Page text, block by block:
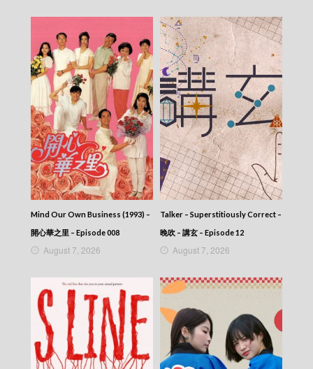
News At 7:30 – 七點半新聞報道 – 2016-03-16
News At 7:30 – 七點半新聞報道 – 2016-03-15
News At 7:30 – 七點半新聞報道 – 2016-03-14
News At 7:30 – 七點半新聞報道 – 2016-03-13
News At 7:30 – 七點半新聞報道 – 2016-03-12
News At 7:30 – 七點半新聞報道 – 2016-03-11
News At 7:30 – 七點半新聞報道
Mind Our Own Business (1993) –
開心華之里 – Episode 008
August 7, 2026
Talker – Superstitiously Correct –
晚吹 – 講玄 – Episode 12
August 7, 2026